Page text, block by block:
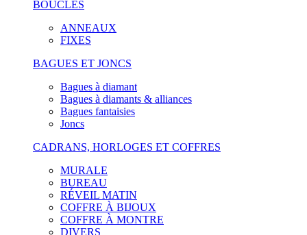
BOUCLES
ANNEAUX
FIXES
BAGUES ET JONCS
Bagues à diamant
Bagues à diamants & alliances
Bagues fantaisies
Joncs
CADRANS, HORLOGES ET COFFRES
MURALE
BUREAU
RÉVEIL MATIN
COFFRE À BIJOUX
COFFRE À MONTRE
DIVERS